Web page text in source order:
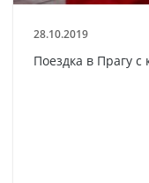
28.10.2019
Поездка в Прагу